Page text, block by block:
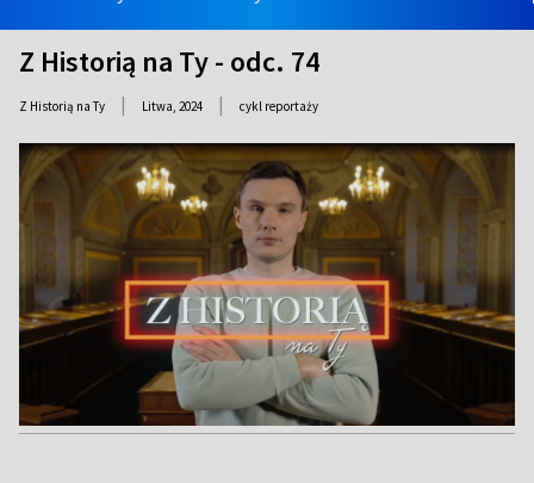
Z Historią na Ty - odc. 74
Z Historią na Ty | Litwa, 2024 | cykl reportaży